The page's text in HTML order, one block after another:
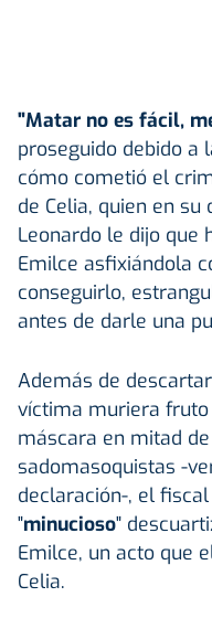
"Matar no es fácil,
proseguido debido a
cómo cometió el
de Celia, quien en
Leonardo le dijo que
Emilce asfixiándola
conseguirlo,
antes de darle una
Además de
víctima muriera fruto
máscara en mitad
sadomasoquistas -
declaración-, el
"minucioso"
Emilce, un acto que
Celia.